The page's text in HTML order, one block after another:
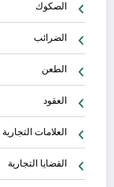
الصكوك
الضرائب
الطعن
العقود
العلامات التجارية
القضايا التجارية